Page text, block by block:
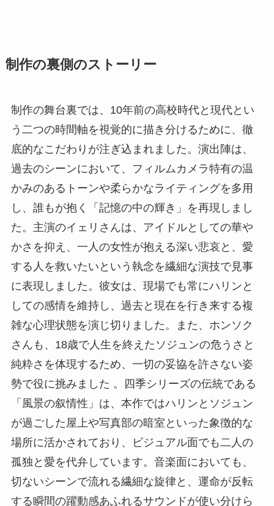
制作の裏側のストーリー
制作の舞台裏では、10年前の高校時代と現代とい
う二つの時間軸を視覚的に描き分けるために、徹
底的なこだわりが注ぎ込まれました。演出陣は、
過去のシーンにおいて、フィルムカメラ特有の温
かみのあるトーンや柔らかなライティングを多用
し、誰もが抱く「記憶の中の輝き」を再現しまし
た。主演のイェリさんは、アイドルとしての華や
かさを抑え、一人の女性が抱える深い悲哀と、愛
する人を救いたいという執念を繊細な演技で見事
に表現しました。彼女は、現場でも常にハリンと
しての感情を維持し、過去と現在を行き来する複
雑な心理状態を演じ切りました。また、ホンソク
さんも、18歳で人生を終えたソジュンの危うさと
純粋さを体現するため、一切の妥協を許さない姿
勢で役に挑みました 。四季シリーズの伝統である
「風景の叙情性」は、本作ではハリンとソジュン
が過ごした屋上や写真部の暗室といった象徴的な
場所に活かされており、ビジュアル面でも二人の
孤独と愛を代弁しています。音楽面においても、
切ないシーンで流れる繊細な旋律と、運命が反転
する瞬間の躍動感あふれるサウンドが使い分けら